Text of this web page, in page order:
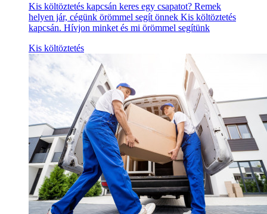
Kis költöztetés kapcsán keres egy csapatot? Remek
helyen jár, cégünk örömmel segít önnek Kis költöztetés
kapcsán. Hívjon minket és mi örömmel segítünk
Kis költöztetés